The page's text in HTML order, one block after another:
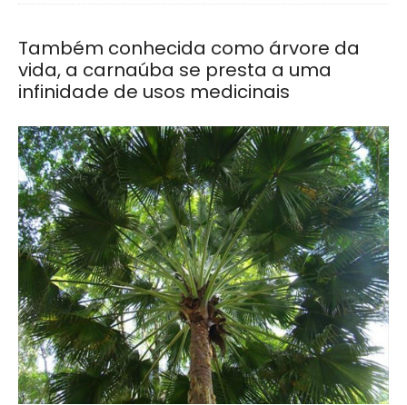
Amazônia
Também conhecida como árvore da
vida, a carnaúba se presta a uma
infinidade de usos medicinais